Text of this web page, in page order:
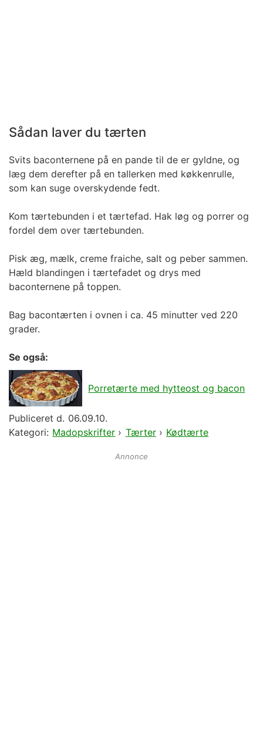
Sådan laver du tærten
Svits baconternene på en pande til de er gyldne, og
læg dem derefter på en tallerken med køkkenrulle,
som kan suge overskydende fedt.
Kom tærtebunden i et tærtefad. Hak løg og porrer og
fordel dem over tærtebunden.
Pisk æg, mælk, creme fraiche, salt og peber sammen.
Hæld blandingen i tærtefadet og drys med
baconternene på toppen.
Bag bacontærten i ovnen i ca. 45 minutter ved 220
grader.
Se også:
Porretærte med hytteost og bacon
Publiceret d. 06.09.10.
Kategori: Madopskrifter › Tærter› Kødtærte
Annonce